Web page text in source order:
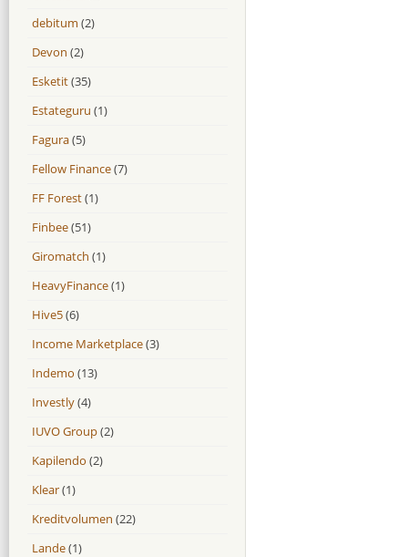
debitum (2)
Devon (2)
Esketit(35)
Estateguru (1)
Fagura(5)
Fellow Finance(7)
FF Forest(1)
Finbee(51)
Giromatch (1)
HeavyFinance(1)
Hive5(6)
Income Marketplace(3)
Indemo (13)
Investly(4)
IUVO Group(2)
Kapilendo (2)
Klear(1)
Kreditvolumen (22)
Lande(1)